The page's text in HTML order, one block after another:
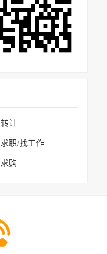
转让
求职/找工作
求购